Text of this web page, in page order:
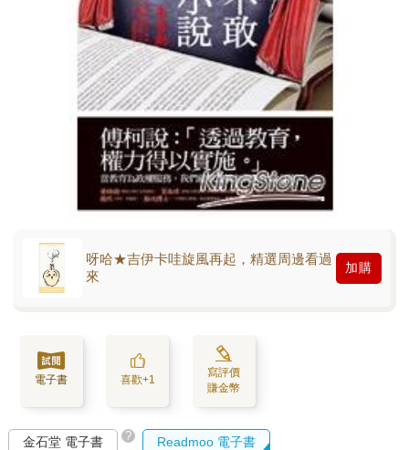
呀哈★吉伊卡哇旋風再起，精選周邊看過
來
加購
電子書 喜歡+1
寫評價
賺金幣
金石堂 電子書 ? Readmoo 電子書